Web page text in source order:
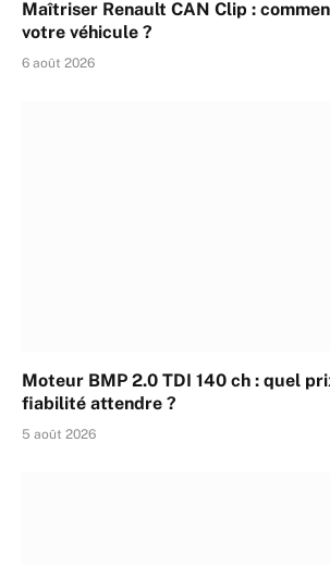
Maîtriser Renault CAN Clip :
votre véhicule ?
6 août 2026
Moteur BMP 2.0 TDI 140 ch : quel
fiabilité attendre ?
5 août 2026